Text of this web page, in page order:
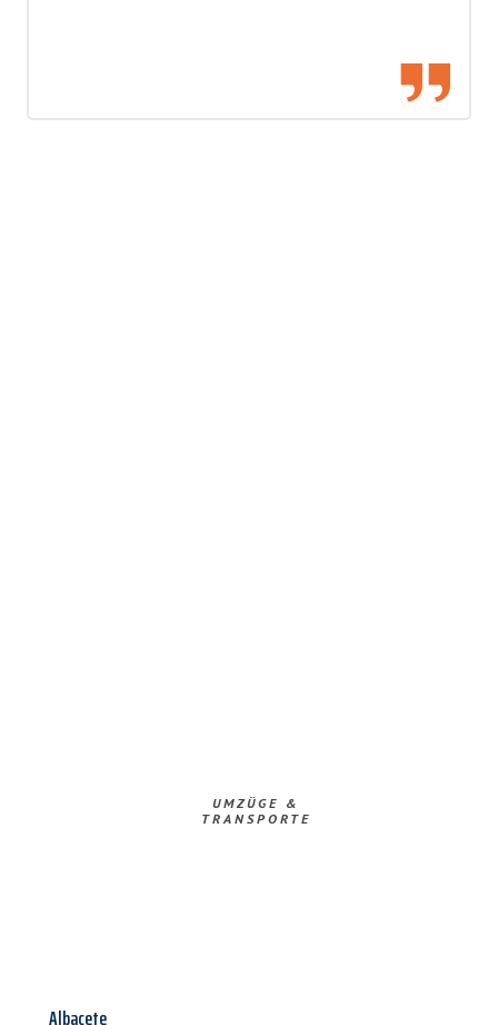
UMZÜGE &
TRANSPORTE
Albacete